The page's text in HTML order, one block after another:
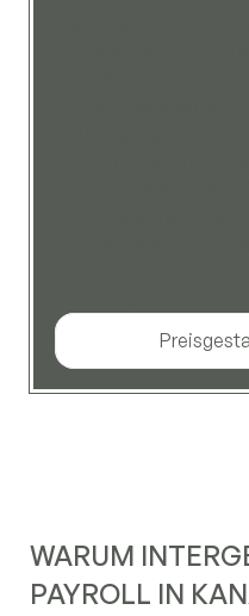
WARUM
PAYROLL IN